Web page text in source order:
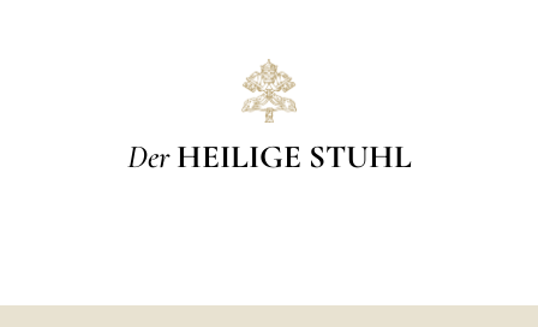
Der HEILIGE STUHL